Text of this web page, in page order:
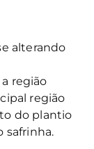
alterando
região
região
do plantio
safrinha.